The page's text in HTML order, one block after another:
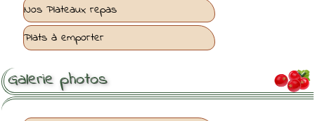
Nos Plateaux repas
Plats à emporter

Galerie photos